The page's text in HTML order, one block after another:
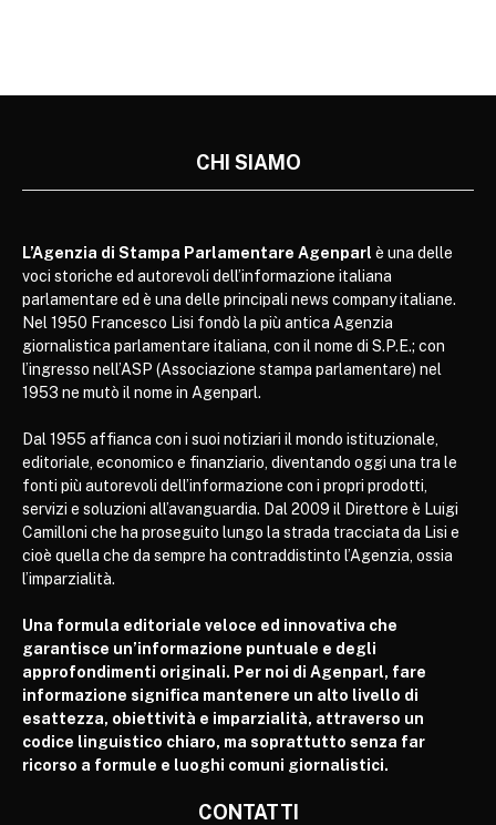
CHI SIAMO
L’Agenzia di Stampa Parlamentare Agenparl è una delle
voci storiche ed autorevoli dell’informazione italiana
parlamentare ed è una delle principali news company italiane.
Nel 1950 Francesco Lisi fondò la più antica Agenzia
giornalistica parlamentare italiana, con il nome di S.P.E.; con
l’ingresso nell’ASP (Associazione stampa parlamentare) nel
1953 ne mutò il nome in Agenparl.
Dal 1955 affianca con i suoi notiziari il mondo istituzionale,
editoriale, economico e finanziario, diventando oggi una tra le
fonti più autorevoli dell’informazione con i propri prodotti,
servizi e soluzioni all’avanguardia. Dal 2009 il Direttore è Luigi
Camilloni che ha proseguito lungo la strada tracciata da Lisi e
cioè quella che da sempre ha contraddistinto l’Agenzia, ossia
l’imparzialità.
Una formula editoriale veloce ed innovativa che
garantisce un’informazione puntuale e degli
approfondimenti originali. Per noi di Agenparl, fare
informazione significa mantenere un alto livello di
esattezza, obiettività e imparzialità, attraverso un
codice linguistico chiaro, ma soprattutto senza far
ricorso a formule e luoghi comuni giornalistici.
CONTATTI